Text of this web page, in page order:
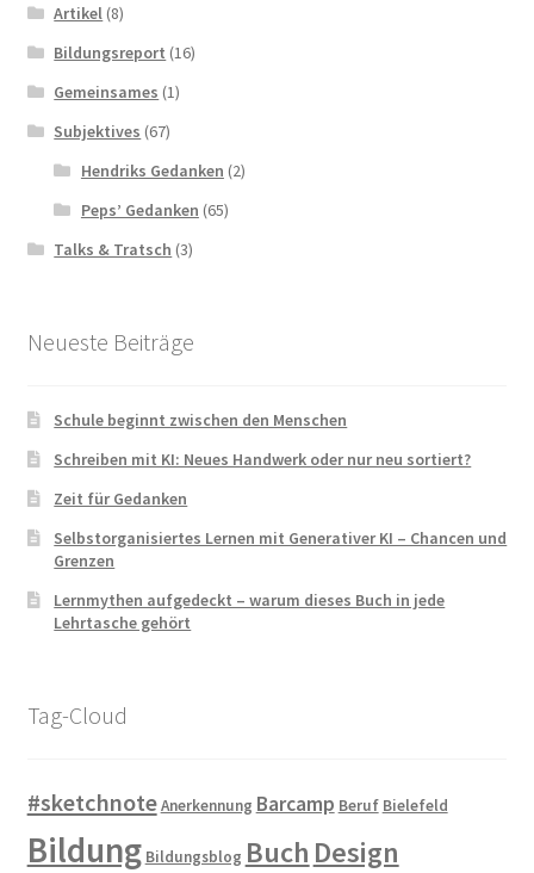
Artikel (8)
Bildungsreport (16)
Gemeinsames (1)
Subjektives (67)
Hendriks Gedanken (2)
Peps’ Gedanken (65)
Talks & Tratsch (3)
Neueste Beiträge
Schule beginnt zwischen den Menschen
Schreiben mit KI: Neues Handwerk oder nur neu sortiert?
Zeit für Gedanken
Selbstorganisiertes Lernen mit Generativer KI – Chancen und
Grenzen
Lernmythen aufgedeckt – warum dieses Buch in jede
Lehrtasche gehört
Tag-Cloud
#sketchnoteAnerkennung Barcamp Beruf Bielefeld
Bildung Bildungsblog Buch Design